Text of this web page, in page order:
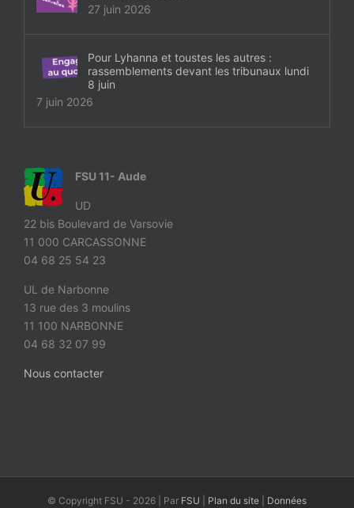
27 juin 2026
Pour Lyhanna et toustes les autres :
rassemblements devant les tribunaux lundi
8 juin
7 juin 2026
FSU 11- Aude
UD
22 bis Boulevard de Varsovie
11 000 CARCASSONNE
04 68 25 54 23
UL de Narbonne
13 rue des 3 moulins
11 100 NARBONNE
04 68 32 07 99
Nous contacter
© Copyright FSU - 2026 | Par FSU Plan du site Données